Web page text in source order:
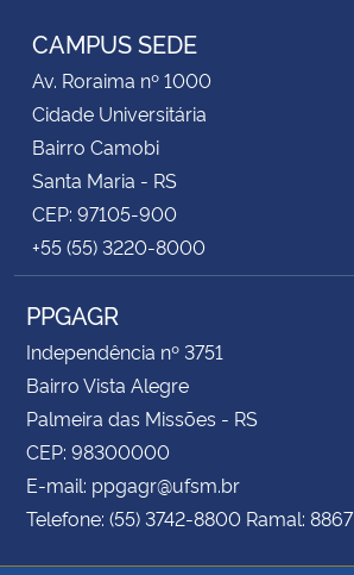
CAMPUS SEDE
Av. Roraima nº 1000
Cidade Universitária
Bairro Camobi
Santa Maria - RS
CEP: 97105-900
+55 (55) 3220-8000
PPGAGR
Independência nº 3751
Bairro Vista Alegre
Palmeira das Missões - RS
CEP: 98300000
E-mail: ppgagr@ufsm.br
Telefone: (55) 3742-8800 Ramal: 8867